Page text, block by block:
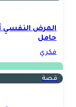
المرض النفسي
حامل
فكري
قصة